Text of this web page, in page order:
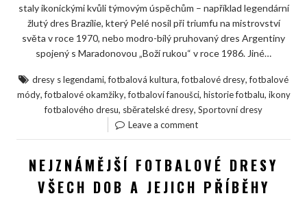
staly ikonickými kvůli týmovým úspěchům – například legendární
žlutý dres Brazílie, který Pelé nosil při triumfu na mistrovství
světa v roce 1970, nebo modro-bílý pruhovaný dres Argentiny
spojený s Maradonovou „Boží rukou“ v roce 1986. Jiné…
dresy s legendami,fotbalová kultura,fotbalové dresy,fotbalové
módy,fotbalové okamžiky,fotbaloví fanoušci, historie fotbalu, ikony
fotbalového dresu, sběratelské dresy, Sportovní dresy
Leave a comment
NEJZNÁMĚJŠÍ FOTBALOVÉ DRESY
VŠECH DOB A JEJICH PŘÍBĚHY